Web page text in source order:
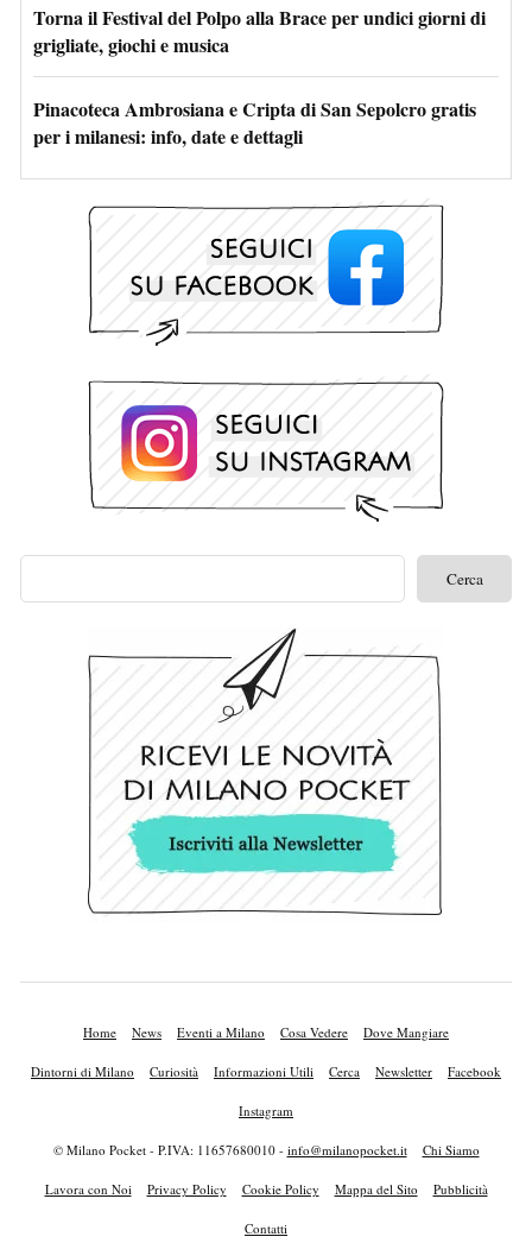
Torna il Festival del Polpo alla Brace per undici giorni di
grigliate, giochi e musica
Pinacoteca Ambrosiana e Cripta di San Sepolcro gratis
per i milanesi: info, date e dettagli
Home News Eventi a Milano Cosa Vedere Dove Mangiare
Dintorni di Milano Curiosità Informazioni Utili Cerca Newsletter Facebook
Instagram
© Milano Pocket - P.IVA: 11657680010 - info@milanopocket.it Chi Siamo
Lavora con Noi Privacy Policy Cookie Policy Mappa del Sito Pubblicità
Contatti